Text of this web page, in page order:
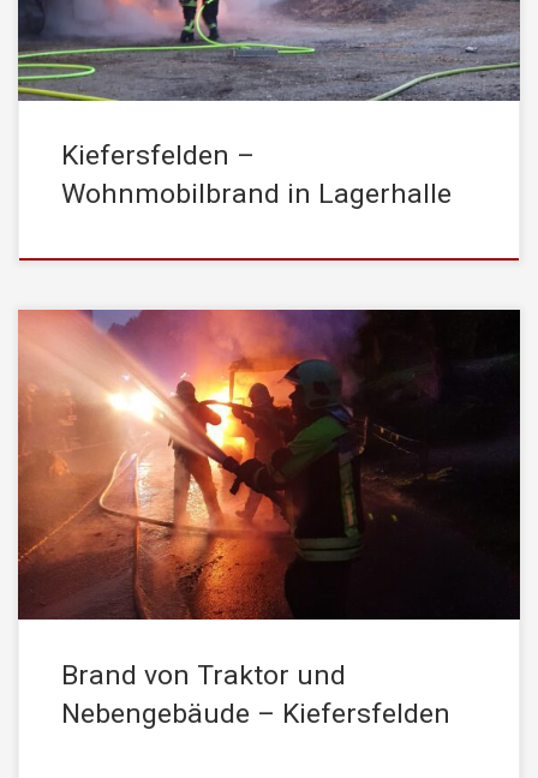
Kiefersfelden –
Wohnmobilbrand in Lagerhalle
Am Abend des 18. Mai um 21:12 Uhr wurde
die STADTFEUERWEHR Kufstein unter dem Einsatzstichwort
“Brand PKW an einem Gebäude, droht überzugreifen auf
Gebäude” in das Gemeindegebiet von Kiefersfelden zur
Unterstützung alarmiert. Aus noch ungeklärter Ursache ist eine
landwirtschaftliche Maschine (Traktor) in Brand geraten. Innerhalb
von nur wenigen Minuten stand der Traktor […]
Brand von Traktor und
Nebengebäude – Kiefersfelden